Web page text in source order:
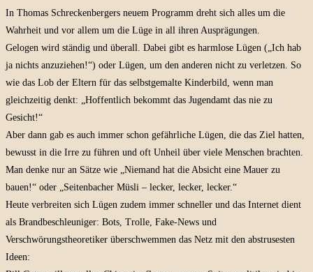
In Thomas Schreckenbergers neuem Programm dreht sich alles um die
Wahrheit und vor allem um die Lüge in all ihren Ausprägungen.
Gelogen wird ständig und überall. Dabei gibt es harmlose Lügen („Ich hab
ja nichts anzuziehen!“) oder Lügen, um den anderen nicht zu verletzen. So
wie das Lob der Eltern für das selbstgemalte Kinderbild, wenn man
gleichzeitig denkt: „Hoffentlich bekommt das Jugendamt das nie zu
Gesicht!“
Aber dann gab es auch immer schon gefährliche Lügen, die das Ziel hatten,
bewusst in die Irre zu führen und oft Unheil über viele Menschen brachten.
Man denke nur an Sätze wie „Niemand hat die Absicht eine Mauer zu
bauen!“ oder „Seitenbacher Müsli – lecker, lecker, lecker.“
Heute verbreiten sich Lügen zudem immer schneller und das Internet dient
als Brandbeschleuniger: Bots, Trolle, Fake-News und
Verschwörungstheoretiker überschwemmen das Netz mit den abstrusesten
Ideen: